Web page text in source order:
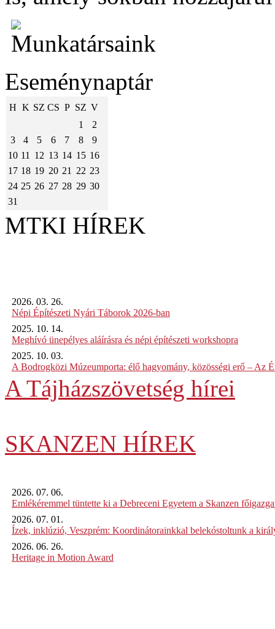
Eseménynaptár
H K SZ CS P SZ V
1
2
3
4 5 6 7 8
9
10 11 12 13 14 15 16
17 18 19 20 21 22 23
24 25 26 27 28 29 30
31
MTKI HÍREK
2026. 03. 26.
Népi Építészeti Nyári Táborok 2026-ban
2025. 10. 14.
Meghívó ünepélyes aláírásra és népi építészeti workshopra
2025. 10. 03.
A Bodrogközi Múzeumporta: élő hagyomány, közösségi erő – Az
A Tájházszövetség hírei
SKANZEN HÍREK
2026. 07. 06.
Emlékéremmel tüntette ki a Debreceni Egyetem a Skanzen
2026. 07. 01.
Ízek, inklúzió, Veszprém: Koordinátorainkkal belekóstoltunk a
2026. 06. 26.
Heritage in Motion Award